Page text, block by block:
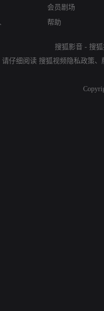
会员剧场
帮助
搜狐影音 - 搜
请仔细阅读 搜狐视频隐私政策、